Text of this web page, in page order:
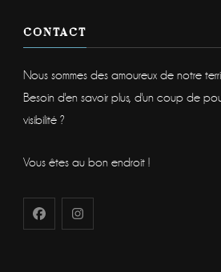
CONTACT
Nous sommes des amoureux de notre
Besoin d'en savoir plus, d'un coup de
visibilité ?
Vous êtes au bon endroit !